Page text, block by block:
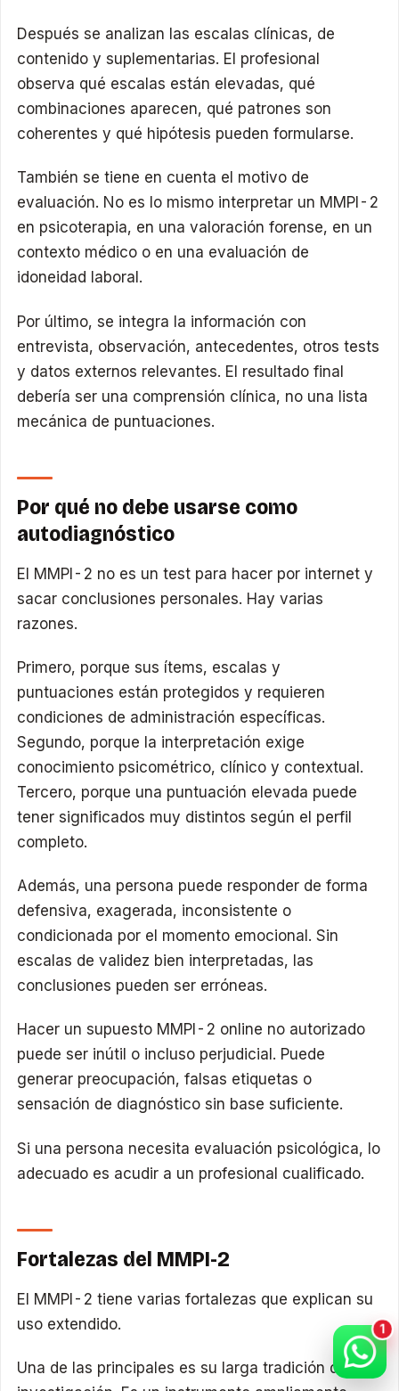
Después se analizan las escalas clínicas, de
contenido y suplementarias. El profesional
observa qué escalas están elevadas, qué
combinaciones aparecen, qué patrones son
coherentes y qué hipótesis pueden formularse.
También se tiene en cuenta el motivo de
evaluación. No es lo mismo interpretar un MMPI-2
en psicoterapia, en una valoración forense, en un
contexto médico o en una evaluación de
idoneidad laboral.
Por último, se integra la información con
entrevista, observación, antecedentes, otros tests
y datos externos relevantes. El resultado final
debería ser una comprensión clínica, no una lista
mecánica de puntuaciones.
Por qué no debe usarse como
autodiagnóstico
El MMPI-2 no es un test para hacer por internet y
sacar conclusiones personales. Hay varias
razones.
Primero, porque sus ítems, escalas y
puntuaciones están protegidos y requieren
condiciones de administración específicas.
Segundo, porque la interpretación exige
conocimiento psicométrico, clínico y contextual.
Tercero, porque una puntuación elevada puede
tener significados muy distintos según el perfil
completo.
Además, una persona puede responder de forma
defensiva, exagerada, inconsistente o
condicionada por el momento emocional. Sin
escalas de validez bien interpretadas, las
conclusiones pueden ser erróneas.
Hacer un supuesto MMPI-2 online no autorizado
puede ser inútil o incluso perjudicial. Puede
generar preocupación, falsas etiquetas o
sensación de diagnóstico sin base suficiente.
Si una persona necesita evaluación psicológica, lo
adecuado es acudir a un profesional cualificado.
Fortalezas del MMPI-2
El MMPI-2 tiene varias fortalezas que explican su
uso extendido.
Una de las principales es su larga tradición de